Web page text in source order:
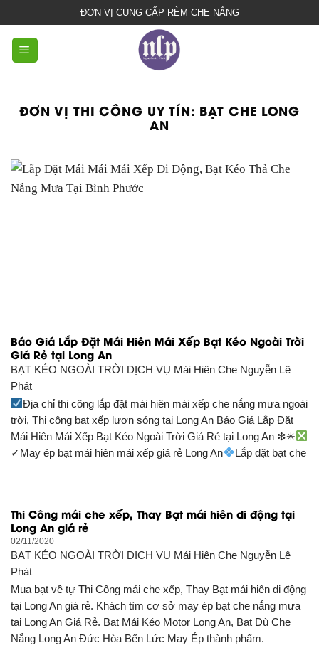
che
nắng
mưa
ĐƠN VỊ CUNG CẤP RÈM CHE NẮNG
ĐƠN VỊ THI CÔNG UY TÍN: BẠT CHE LONG
AN
Báo Giá Lắp Đặt Mái Hiên Mái Xếp Bạt Kéo Ngoài Trời
Giá Rẻ tại Long An
BẠT KÉO NGOÀI TRỜI DỊCH VỤ Mái Hiên Che Nguyễn Lê
Phát
Địa chỉ thi công lắp đặt mái hiên mái xếp che nắng mưa ngoài
trời, Thi công bạt xếp lượn sóng tại Long An Báo Giá Lắp Đặt
Mái Hiên Mái Xếp Bạt Kéo Ngoài Trời Giá Rẻ tại Long An ❇✳
✓May ép bạt mái hiên mái xếp giá rẻ Long An
Lắp đặt bạt che
Thi Công mái che xếp, Thay Bạt mái hiên di động tại
Long An giá rẻ
02/11/2020
BẠT KÉO NGOÀI TRỜI DỊCH VỤ Mái Hiên Che Nguyễn Lê
Phát
Mua bạt về tự Thi Công mái che xếp, Thay Bạt mái hiên di động
tại Long An giá rẻ. Khách tìm cơ sở may ép bạt che nắng mưa
tại Long An Giá Rẻ. Bạt Mái Kéo Motor Long An, Bạt Dù Che
Nắng Long An Đức Hòa Bến Lức May Ép thành phẩm.